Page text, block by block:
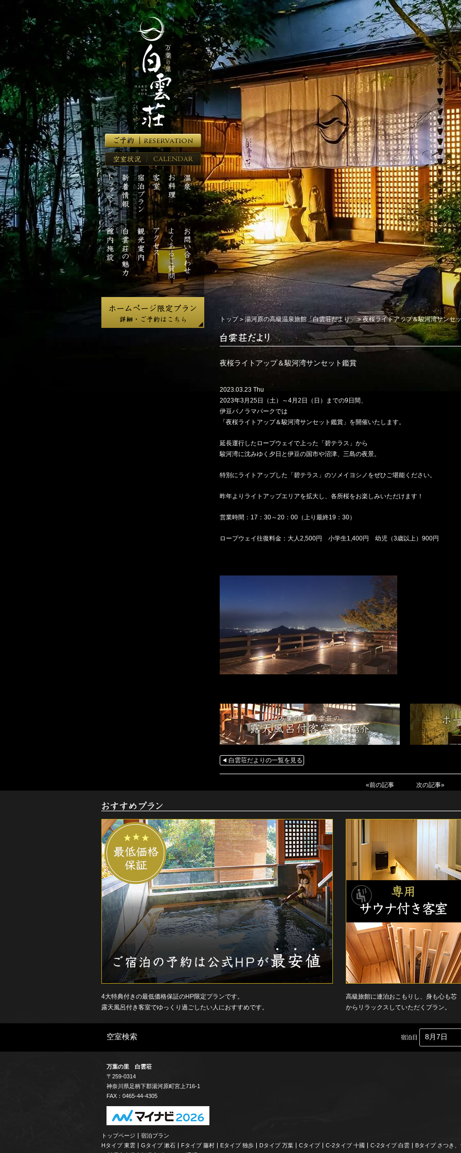
湯
河
温
泉
高
級
旅
館
【万
葉
の
里
白
雲
荘】
空
室
状
況
ト
ッ
プ
ペ
ー
ジ
新
着
情
報
宿
泊
プ
ラ
ン
客
室
お
料
理
温
泉
館
内
施
設
白
雲
荘
の
魅
観
光
案
内
ア
ク
セ
ス
よ
く
あ
る
ご
質
問
お
問
い
合
わ
せ
トップ 湯河原の高級温泉旅館「白雲荘だより」 夜桜ライトアップ＆駿河湾サンセ
白
雲
荘
り
夜桜ライトアップ＆駿河湾サンセット鑑賞
2023.03.23 Thu
2023年3月25日（土）～4月2日（日）までの9日間、
伊豆パノラマパークでは
「夜桜ライトアップ＆駿河湾サンセット鑑賞」を開催いたします。
延長運行したロープウェイで上った「碧テラス」から
駿河湾に沈みゆく夕日と伊豆の国市や沼津、三島の夜景。
特別にライトアップした「碧テラス」のソメイヨシノをぜひご堪能ください。
昨年よりライトアップエリアを拡大し、各所桜をお楽しみいただけます！
営業時間：17：30～20：00（上り最終19：30）
ロープウェイ往復料金：大人2,500円 小学生1,400円 幼児（3歳以上）900円
白雲荘だよりの一覧を見る
«前の記事 次の記事»
お
す
め
ご
宿
泊
プ
ラ
ン
4大特典付きの最低価格保証のHP限定プランです。
露天風呂付き客室でゆっくり過ごしたい人におすすめです。
高級旅館に連泊おこもりし、身も心も芯
からリラックスしていただくプラン。
空室検索 宿泊日
万葉の里 白雲荘
〒259-0314
神奈川県足柄下郡湯河原町宮上716-1
FAX：0465-44-4305
トップページ
宿泊プラン
Hタイプ 東雲
Gタイプ 漱石 Fタイプ 藤村 Eタイプ 独歩 Dタイプ 万葉 Cタイプ C-2タイプ 十國 C-2タイプ 白雲
Bタイプ さつき